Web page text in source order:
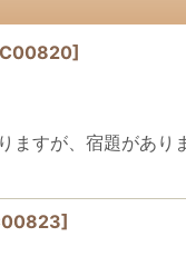
]
ますが、宿題があり
]